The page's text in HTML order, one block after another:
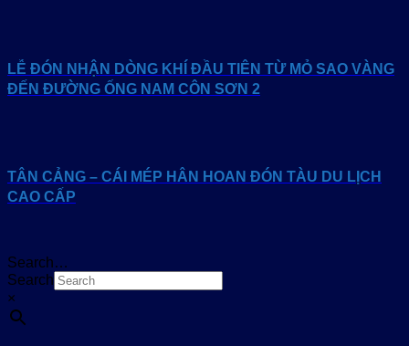
LỄ ĐÓN NHẬN DÒNG KHÍ ĐẦU TIÊN TỪ MỎ SAO VÀNG
ĐẾN ĐƯỜNG ỐNG NAM CÔN SƠN 2
TÂN CẢNG – CÁI MÉP HÂN HOAN ĐÓN TÀU DU LỊCH
CAO CẤP
Search…
Search
×